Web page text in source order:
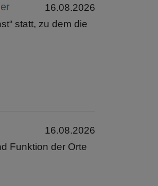
16.08.2026
statt, zu dem die
16.08.2026
Funktion der Orte